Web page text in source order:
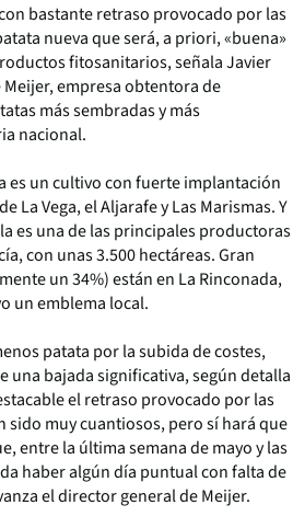
bastante retraso provocado por las
nueva que será, a priori, «buena»
fitosanitarios, señala Javier
empresa obtentora de
más sembradas y más
nacional.
es un cultivo con fuerte implantación
La Vega, el Aljarafe y Las Marismas. Y
es una de las principales productoras
con unas 3.500 hectáreas. Gran
un 34%) están en La Rinconada,
un emblema local.
patata por la subida de costes,
una bajada significativa, según detalla
el retraso provocado por las
sido muy cuantiosos, pero sí hará que
entre la última semana de mayo y las
haber algún día puntual con falta de
el director general de Meijer.